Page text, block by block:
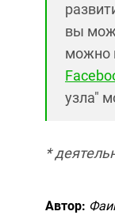
вы
можно
узла"
*
Автор: